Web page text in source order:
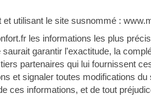
utilisant le site susnommé :
les informations les plus
garantir l'exactitude, la
partenaires qui lui fournissent
et signaler toutes modifications du
ces informations, et de tout